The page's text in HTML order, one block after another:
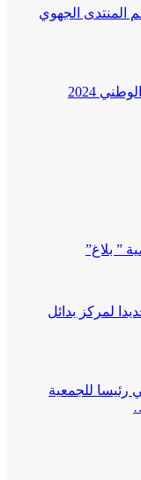
المنتدى الجهوي
2024
” بلاغ”
لمركز بدائل
للجمعية